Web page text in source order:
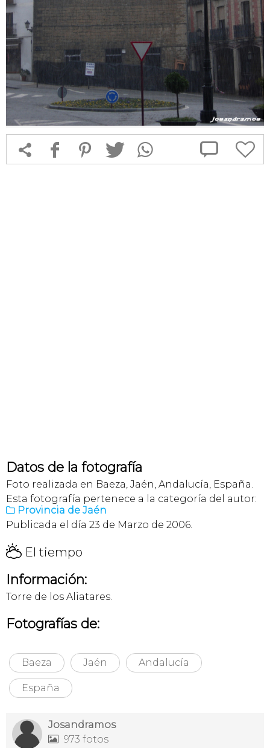
 f 1 T  
Datos de la fotografía
Foto realizada en Baeza, Jaén, Andalucía, España.
Esta fotografía pertenece a la categoría del autor:
 Provincia de Jaén
Publicada el día 23 de Marzo de 2006.
H El tiempo
Información:
Torre de los Aliatares.
Fotografías de:
Baeza Jaén Andalucía
España
Josandramos
 973 fotos